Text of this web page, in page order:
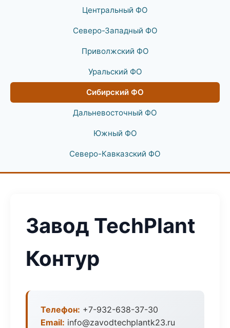
Центральный ФО
Северо-Западный ФО
Приволжский ФО
Уральский ФО
Сибирский ФО
Дальневосточный ФО
Южный ФО
Северо-Кавказский ФО
Завод TechPlant
Контур
Телефон: +7-932-638-37-30
Email: info@zavodtechplantk23.ru